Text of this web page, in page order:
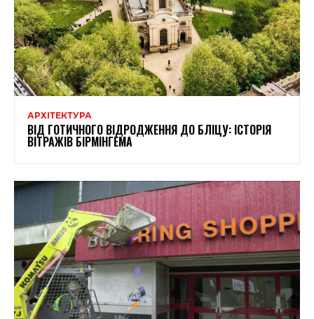
АРХІТЕКТУРА
ВІД ГОТИЧНОГО ВІДРОДЖЕННЯ ДО БЛІЦУ: ІСТОРІЯ
ВІТРАЖІВ БІРМІНГЕМА